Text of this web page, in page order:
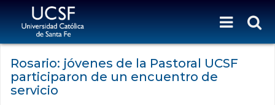
Rosario: jóvenes de la Pastoral UCSF
participaron de un encuentro de
servicio